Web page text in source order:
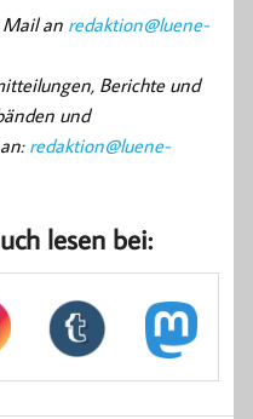
Mail an redaktion@luene-
Berichte und
und
redaktion@luene-
lesen bei: